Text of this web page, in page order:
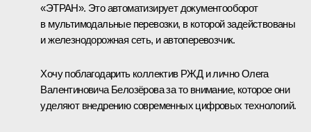
«ЭТРАН». Это автоматизирует документооборот
в мультимодальные перевозки, в которой задействованы
и железнодорожная сеть, и автоперевозчик.
Хочу поблагодарить коллектив РЖД и лично Олега
Валентиновича Белозёрова за то внимание, которое они
уделяют внедрению современных цифровых технологий.